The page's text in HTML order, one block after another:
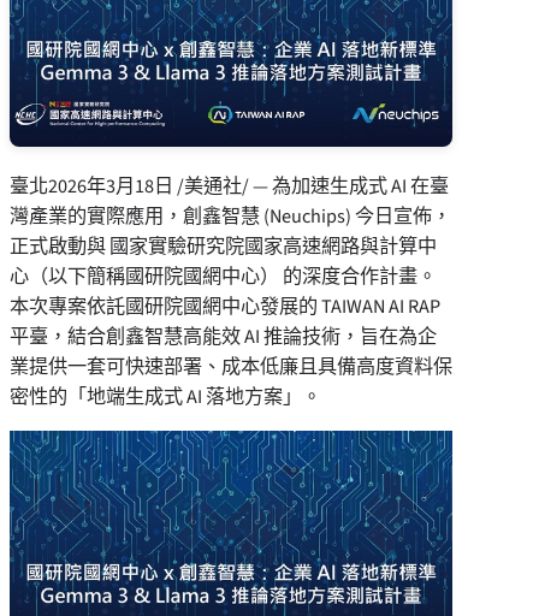
臺北2026年3月18日 /美通社/ — 為加速生成式 AI 在臺
灣產業的實際應用，創鑫智慧 (Neuchips) 今日宣佈，
正式啟動與 國家實驗研究院國家高速網路與計算中
心（以下簡稱國研院國網中心） 的深度合作計畫。
本次專案依託國研院國網中心發展的 TAIWAN AI RAP
平臺，結合創鑫智慧高能效 AI 推論技術，旨在為企
業提供一套可快速部署、成本低廉且具備高度資料保
密性的「地端生成式 AI 落地方案」。